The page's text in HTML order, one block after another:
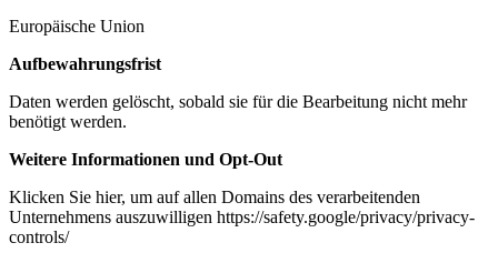
Europäische Union
Aufbewahrungsfrist
Daten werden gelöscht, sobald sie für die Bearbeitung nicht mehr
benötigt werden.
Weitere Informationen und Opt-Out
Klicken Sie hier, um auf allen Domains des verarbeitenden
Unternehmens auszuwilligen https://safety.google/privacy/privacy-
controls/